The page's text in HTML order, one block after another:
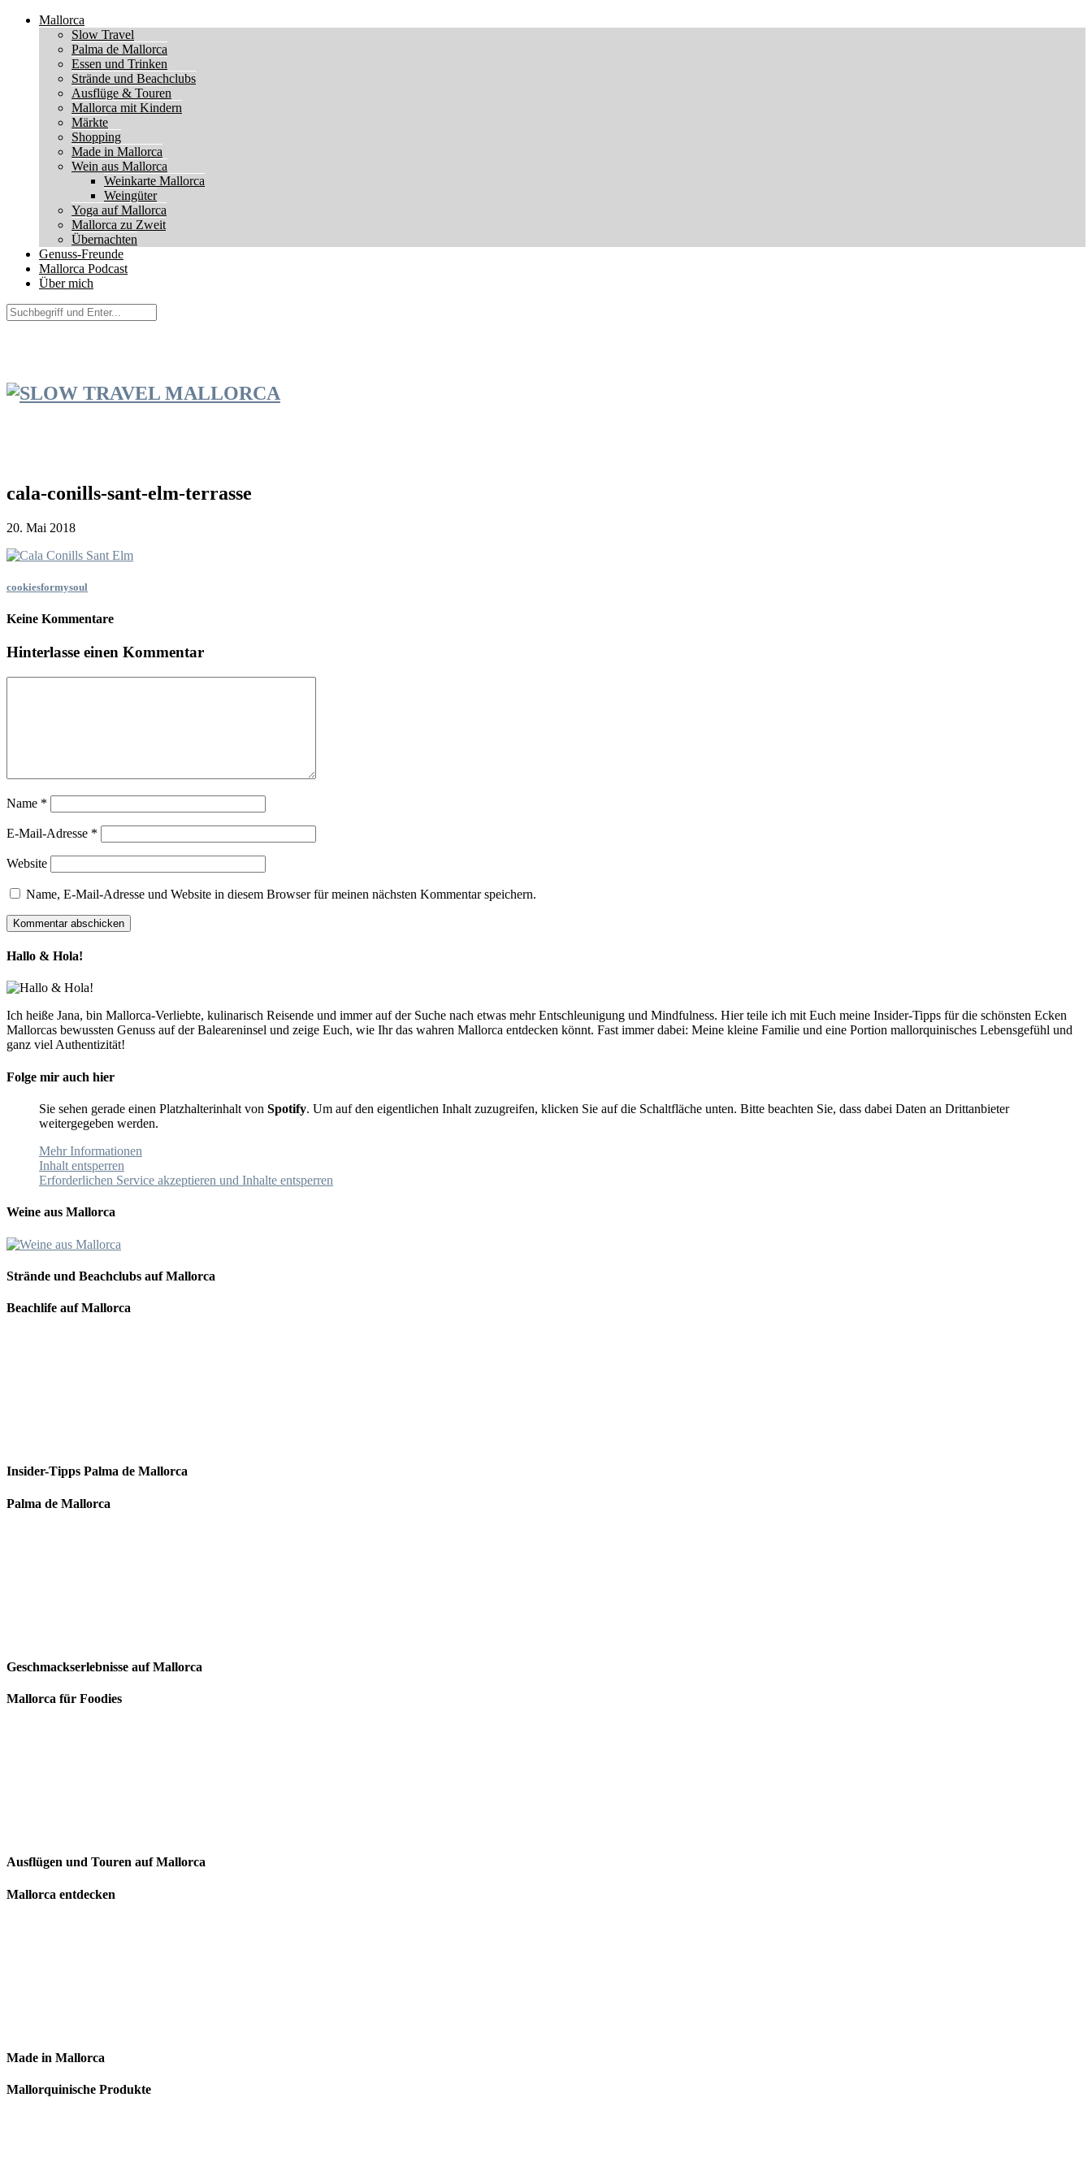
Mallorca
Slow Travel
Palma de Mallorca
Essen und Trinken
Strände und Beachclubs
Ausflüge & Touren
Mallorca mit Kindern
Märkte
Shopping
Made in Mallorca
Wein aus Mallorca
Weinkarte Mallorca
Weingüter
Yoga auf Mallorca
Mallorca zu Zweit
Übernachten
Genuss-Freunde
Mallorca Podcast
Über mich
cala-conills-sant-elm-terrasse
20. Mai 2018
cookiesformysoul
Keine Kommentare
Hinterlasse einen Kommentar
Name *
E-Mail-Adresse *
Website
Name, E-Mail-Adresse und Website in diesem Browser für meinen nächsten Kommentar speichern.
Hallo & Hola!
Ich heiße Jana, bin Mallorca-Verliebte, kulinarisch Reisende und immer auf der Suche nach etwas mehr Entschleunigung und Mindfulness. Hier teile ich mit Euch meine Insider-Tipps für die schönsten Ecken
Mallorcas bewussten Genuss auf der Baleareninsel und zeige Euch, wie Ihr das wahren Mallorca entdecken könnt. Fast immer dabei: Meine kleine Familie und eine Portion mallorquinisches Lebensgefühl und
ganz viel Authentizität!
Folge mir auch hier
Sie sehen gerade einen Platzhalterinhalt von Spotify. Um auf den eigentlichen Inhalt zuzugreifen, klicken Sie auf die Schaltfläche unten. Bitte beachten Sie, dass dabei Daten an Drittanbieter
weitergegeben werden.
Mehr Informationen
Inhalt entsperren
Erforderlichen Service akzeptieren und Inhalte entsperren
Weine aus Mallorca
Strände und Beachclubs auf Mallorca
Beachlife auf Mallorca
Insider-Tipps Palma de Mallorca
Palma de Mallorca
Geschmackserlebnisse auf Mallorca
Mallorca für Foodies
Ausflügen und Touren auf Mallorca
Mallorca entdecken
Made in Mallorca
Mallorquinische Produkte